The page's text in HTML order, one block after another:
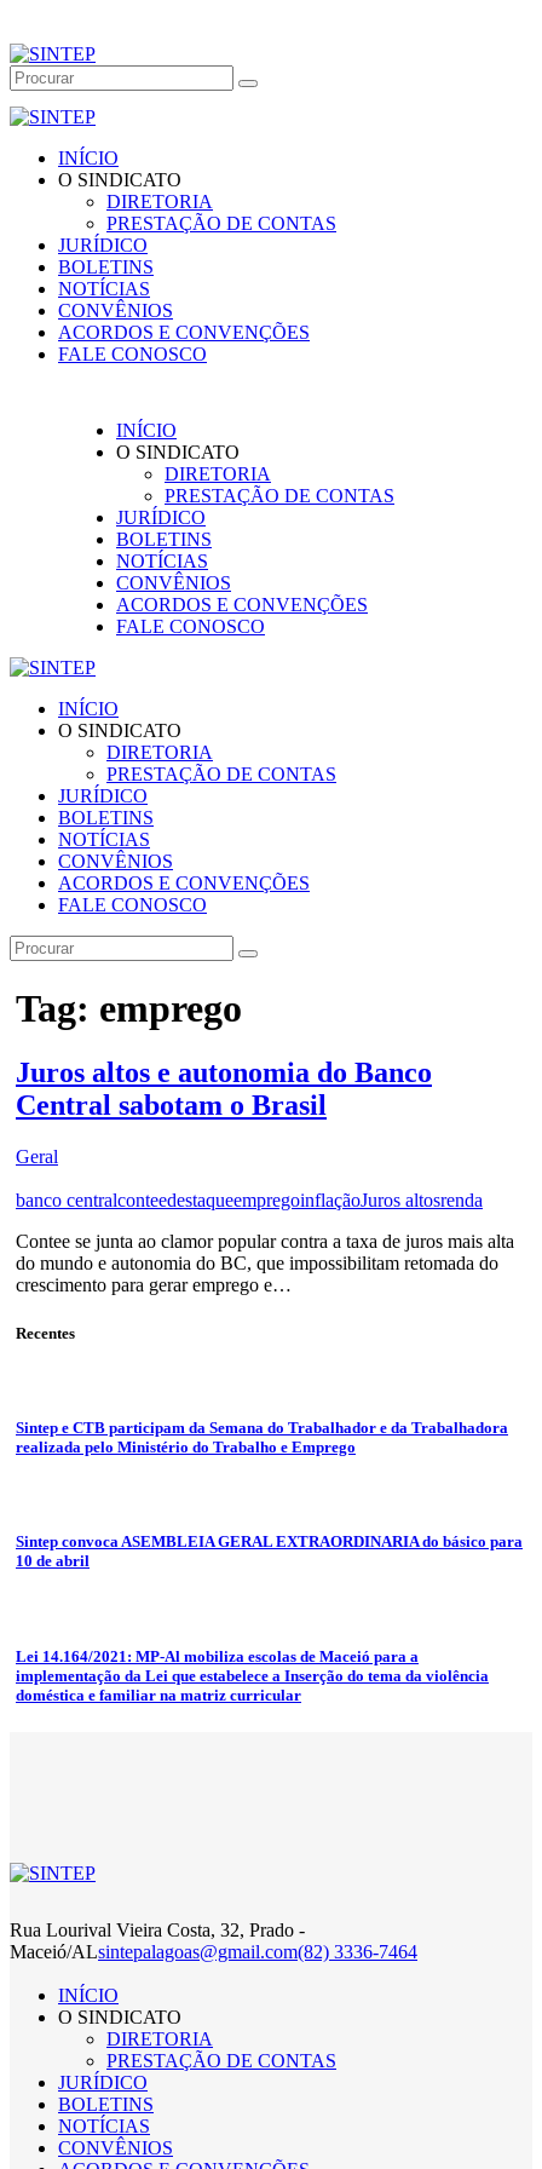
INÍCIO
O SINDICATO
DIRETORIA
PRESTAÇÃO DE CONTAS
JURÍDICO
BOLETINS
NOTÍCIAS
CONVÊNIOS
ACORDOS E CONVENÇÕES
FALE CONOSCO
INÍCIO
O SINDICATO
DIRETORIA
PRESTAÇÃO DE CONTAS
JURÍDICO
BOLETINS
NOTÍCIAS
CONVÊNIOS
ACORDOS E CONVENÇÕES
FALE CONOSCO
INÍCIO
O SINDICATO
DIRETORIA
PRESTAÇÃO DE CONTAS
JURÍDICO
BOLETINS
NOTÍCIAS
CONVÊNIOS
ACORDOS E CONVENÇÕES
FALE CONOSCO
Tag: emprego
Juros altos e autonomia do Banco
Central sabotam o Brasil
Geral
banco centralconteedestaqueempregoinflaçãoJuros altosrenda
Contee se junta ao clamor popular contra a taxa de juros mais alta
do mundo e autonomia do BC, que impossibilitam retomada do
crescimento para gerar emprego e…
Recentes
Sintep e CTB participam da Semana do Trabalhador e da Trabalhadora
realizada pelo Ministério do Trabalho e Emprego
Sintep convoca ASEMBLEIA GERAL EXTRAORDINARIA do básico para
10 de abril
Lei 14.164/2021: MP-Al mobiliza escolas de Maceió para a
implementação da Lei que estabelece a Inserção do tema da violência
doméstica e familiar na matriz curricular
Rua Lourival Vieira Costa, 32, Prado -
Maceió/ALsintepalagoas@gmail.com(82) 3336-7464
INÍCIO
O SINDICATO
DIRETORIA
PRESTAÇÃO DE CONTAS
JURÍDICO
BOLETINS
NOTÍCIAS
CONVÊNIOS